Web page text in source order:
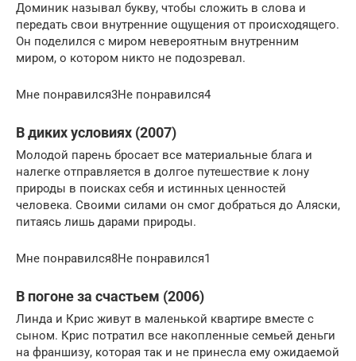
Доминик называл букву, чтобы сложить в слова и
передать свои внутренние ощущения от происходящего.
Он поделился с миром невероятным внутренним
миром, о котором никто не подозревал.
Мне понравился3Не понравился4
В диких условиях (2007)
Молодой парень бросает все материальные блага и
налегке отправляется в долгое путешествие к лону
природы в поисках себя и истинных ценностей
человека. Своими силами он смог добраться до Аляски,
питаясь лишь дарами природы.
Мне понравился8Не понравился1
В погоне за счастьем (2006)
Линда и Крис живут в маленькой квартире вместе с
сыном. Крис потратил все накопленные семьей деньги
на франшизу, которая так и не принесла ему ожидаемой